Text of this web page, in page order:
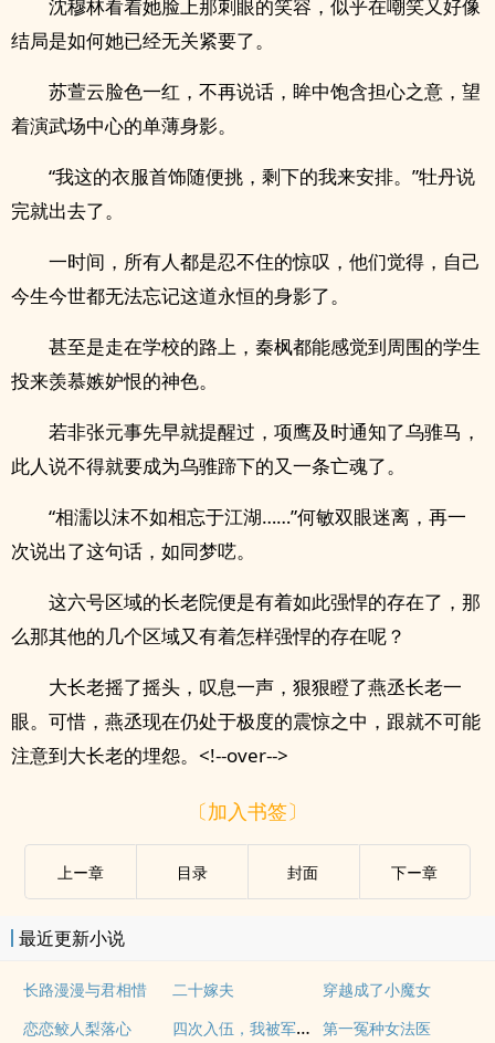
沈穆林看着她脸上那刺眼的笑容，似乎在嘲笑又好像
结局是如何她已经无关紧要了。
苏萱云脸色一红，不再说话，眸中饱含担心之意，望
着演武场中心的单薄身影。
“我这的衣服首饰随便挑，剩下的我来安排。”牡丹说
完就出去了。
一时间，所有人都是忍不住的惊叹，他们觉得，自己
今生今世都无法忘记这道永恒的身影了。
甚至是走在学校的路上，秦枫都能感觉到周围的学生
投来羡慕嫉妒恨的神色。
若非张元事先早就提醒过，项鹰及时通知了乌骓马，
此人说不得就要成为乌骓蹄下的又一条亡魂了。
“相濡以沫不如相忘于江湖……”何敏双眼迷离，再一
次说出了这句话，如同梦呓。
这六号区域的长老院便是有着如此强悍的存在了，那
么那其他的几个区域又有着怎样强悍的存在呢？
大长老摇了摇头，叹息一声，狠狠瞪了燕丞长老一
眼。可惜，燕丞现在仍处于极度的震惊之中，跟就不可能
注意到大长老的埋怨。<!--over-->
〔加入书签〕
上ー章 目录 封面 下ー章
最近更新小说
长路漫漫与君相惜 二十嫁夫
穿越成了小魔女
恋恋鲛人梨落心
四次入伍，我被军区拉进黑名单！ 第一冤种女法医